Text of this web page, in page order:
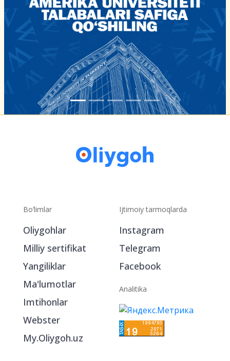
Bo‘limlar
Oliygohlar
Milliy sertifikat
Yangiliklar
Ma'lumotlar
Imtihonlar
Webster
My.Oliygoh.uz
Ijtimoiy tarmoqlarda
Instagram
Telegram
Facebook
Analitika